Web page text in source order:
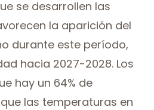
se desarrollen las
la aparición del
durante este período,
hacia 2027-2028. Los
hay un 64% de
las temperaturas en